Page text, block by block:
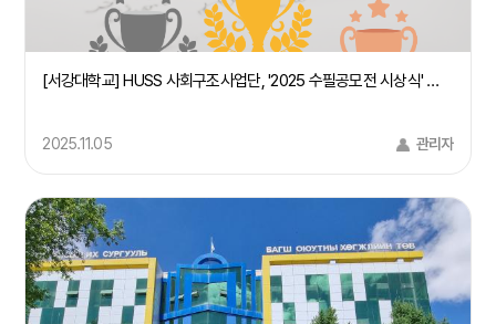
[서강대학교] HUSS 사회구조사업단, '2025 수필공모전 시상식' 개최(25.10.29)
2025.11.05 관리자